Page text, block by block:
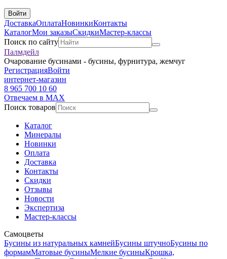
Войти
ДоставкаОплатаНовинкиКонтакты
КаталогМои заказыСкидкиМастер-классы
Поиск по сайту
Палмдейл
Очарование бусинами - бусины, фурнитура, жемчуг
РегистрацияВойти
интернет-магазин
8 965 700 10 60
Отвечаем в MAX
Поиск товаров
Каталог
Минералы
Новинки
Оплата
Доставка
Контакты
Скидки
Отзывы
Новости
Экспертиза
Мастер-классы
Самоцветы
Бусины из натуральных камнейБусины штучноБусины по
формамМатовые бусиныМелкие бусиныКрошка,